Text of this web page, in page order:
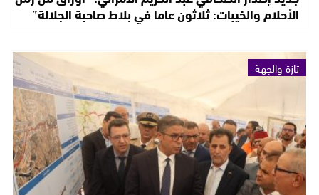
الأحلام والخيبات: ثلاثون عاما في بلاط صاحبة الجلالة”
تازة والجهة